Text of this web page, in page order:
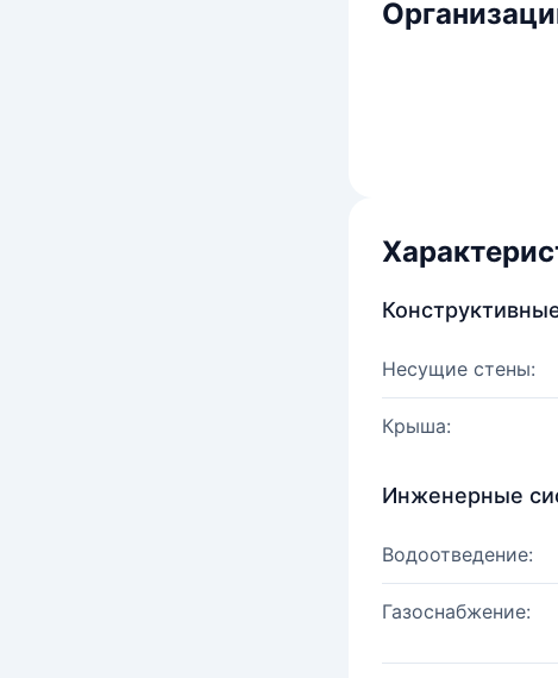
Несущие стены:
Крыша:
Инженерные
Водоотведение:
Газоснабжение: